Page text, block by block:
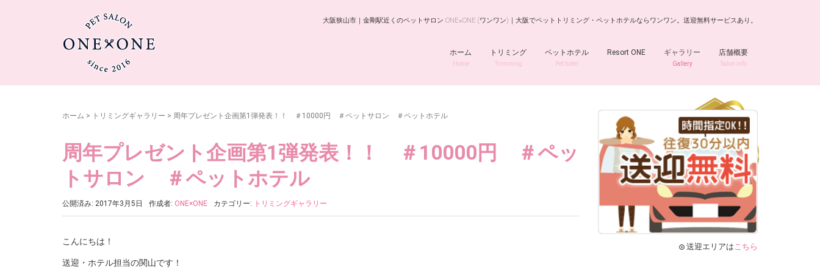
大阪狭山市｜金剛駅近くのペットサロン ONE×ONE (ワンワン)｜大阪でペットトリミング・ペットホテルならワンワン。送迎無料サービスあり。
ホーム
Home
トリミング
Trimming
ペットホテル
Pet hotel
Resort ONE ギャラリー
Gallery
店舗概要
Salon info
ホーム > トリミングギャラリー > 周年プレゼント企画第1弾発表！！ ＃10000円 ＃ペットサロン ＃ペットホテル
周年プレゼント企画第1弾発表！！ ＃10000円 ＃ペッ
トサロン ＃ペットホテル
公開済み: 2017年3月5日 作成者: ONE×ONE カテゴリー: トリミングギャラリー
こんにちは！
送迎・ホテル担当の関山です！
送迎エリアはこちら